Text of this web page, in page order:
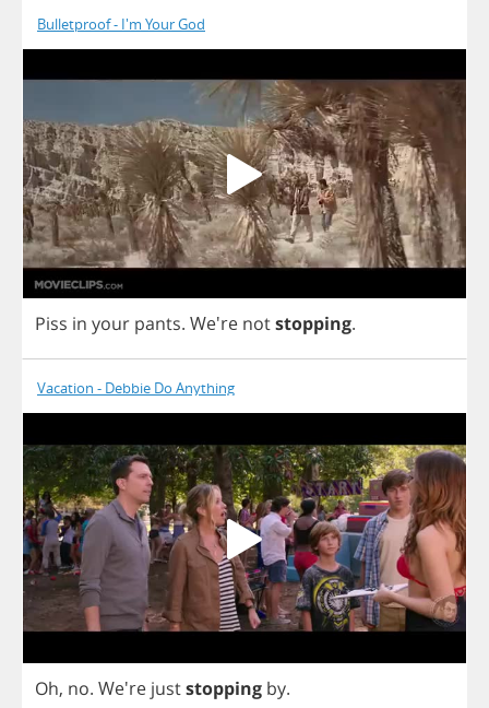
Bulletproof - I'm Your God
Piss in your pants. We're notstopping.
Vacation - Debbie Do Anything
Oh, no. We're juststopping by.